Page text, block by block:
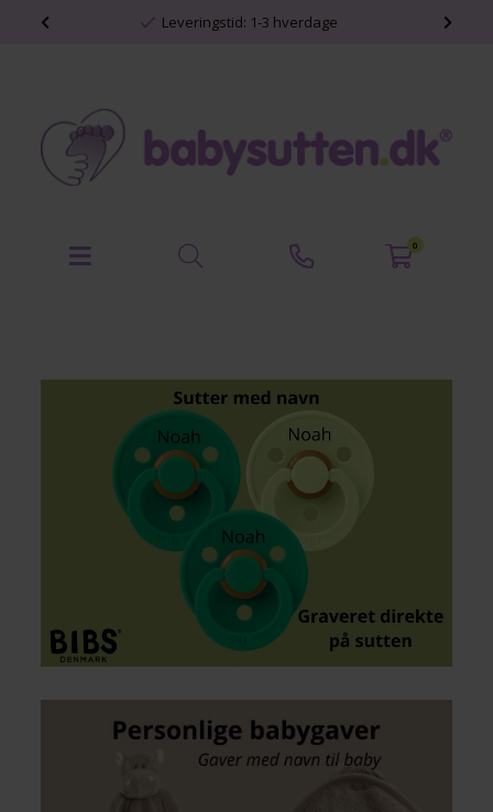
Leveringstid: 1-3 hverdage
0